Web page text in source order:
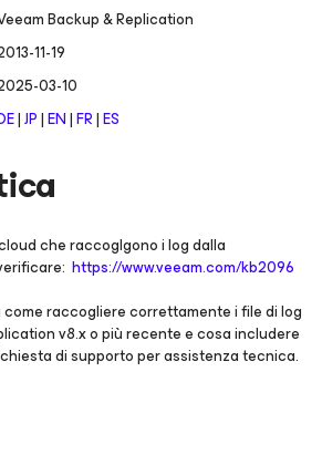
Backup & Replication
11-19
03-10
|JP|EN|FR|ES
che raccoglgono i log dalla
https://www.veeam.com/kb2096
raccogliere correttamente i file di log
v8.x o più recente e cosa includere
di supporto per assistenza tecnica.